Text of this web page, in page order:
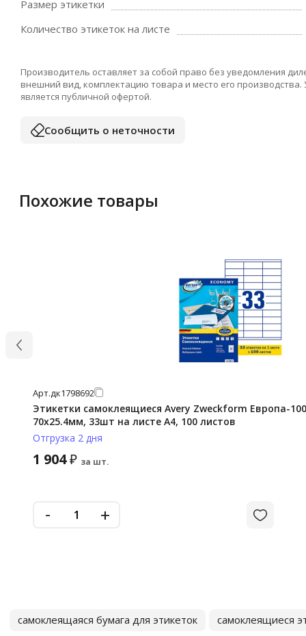
Размер этикетки
Количество этикеток на листе
Производитель оставляет за собой право без уведомления
внешний вид, комплектацию товара и место его
является публичной офертой.
Сообщить о неточности
Похожие товары
Арт.дк1798692
Этикетки самоклеящиеся Avery Zweckform Европа-
70х25.4мм, 33шт на листе А4, 100 листов
Отгрузка 2 дня
1 904₽ за шт.
- +
самоклеящаяся бумага для этикеток самоклеящиеся